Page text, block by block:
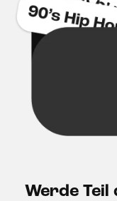
Werde Teil